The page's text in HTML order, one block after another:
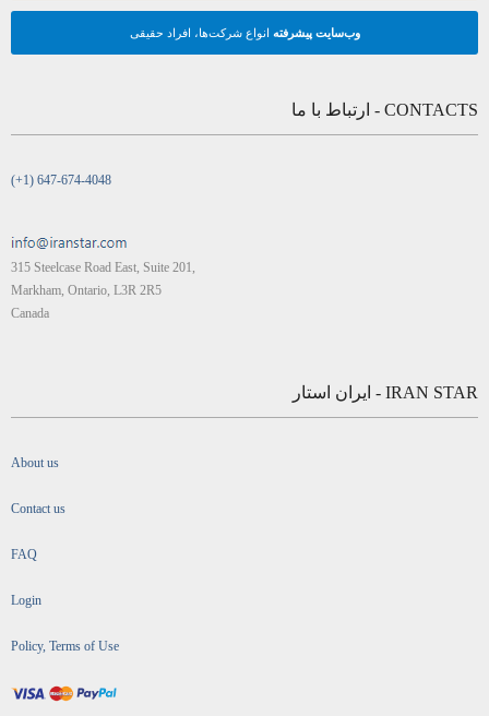
وب‌سایت پیشرفته انواع شرکت‌ها، افراد حقیقی
CONTACTS - ارتباط با ما
(+1) 647-674-4048
315 Steelcase Road East, Suite 201,
Markham, Ontario, L3R 2R5
Canada
IRAN STAR - ایران استار
About us
Contact us
FAQ
Login
Policy, Terms of Use